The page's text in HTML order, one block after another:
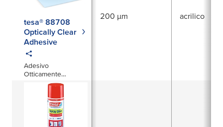
tesa® 88708
Optically Clear
Adhesive
Adesivo
Otticamente
Trasparente da
200μm per
Applicazioni
Automotive
200 µm acrilico